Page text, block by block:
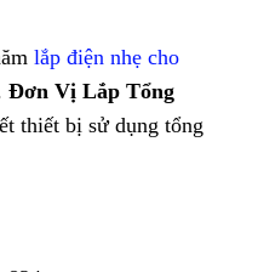
lắp điện nhẹ cho
Đơn Vị Lắp Tổng
thiết bị sử dụng tổng